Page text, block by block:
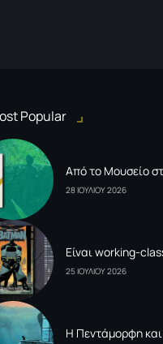
Popular
Από το Μουσείο
28 ΙΟΥΛΙΟΥ 2026
Είναι working-
25 ΙΟΥΛΙΟΥ 2026
Η Πεντάμορφη